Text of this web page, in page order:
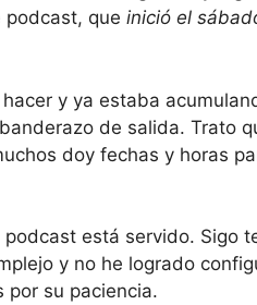
podcast, que inició el
y ya estaba
de salida. Trato
doy fechas y horas
está servido. Sigo
y no he logrado
por su paciencia.